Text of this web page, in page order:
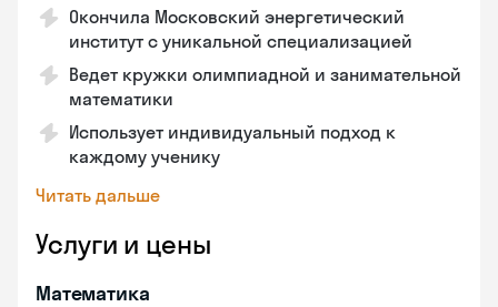
Окончила Московский энергетический
институт с уникальной специализацией
Ведет кружки олимпиадной и занимательной
математики
Использует индивидуальный подход к
каждому ученику
Читать дальше
Услуги и цены
Математика